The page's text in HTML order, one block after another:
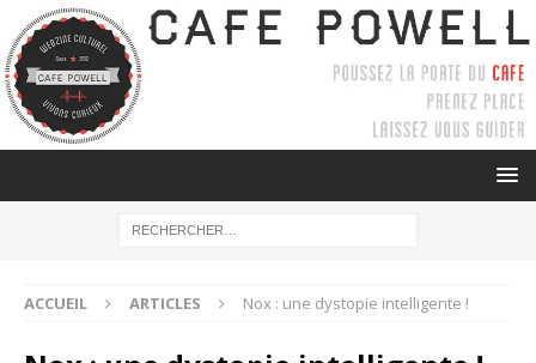
ACCUEIL ARTICLES Nox : une dystopie intelligente !